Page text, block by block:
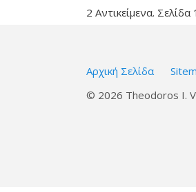
2 Αντικείμενα. Σελίδα
Αρχική Σελίδα
© 2026 Theodoros I.